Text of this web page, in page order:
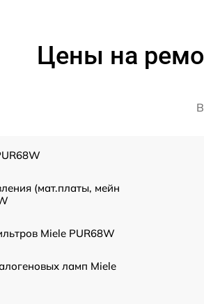
Цены на
(мат.платы, мейн
Miele PUR68W
ламп Miele